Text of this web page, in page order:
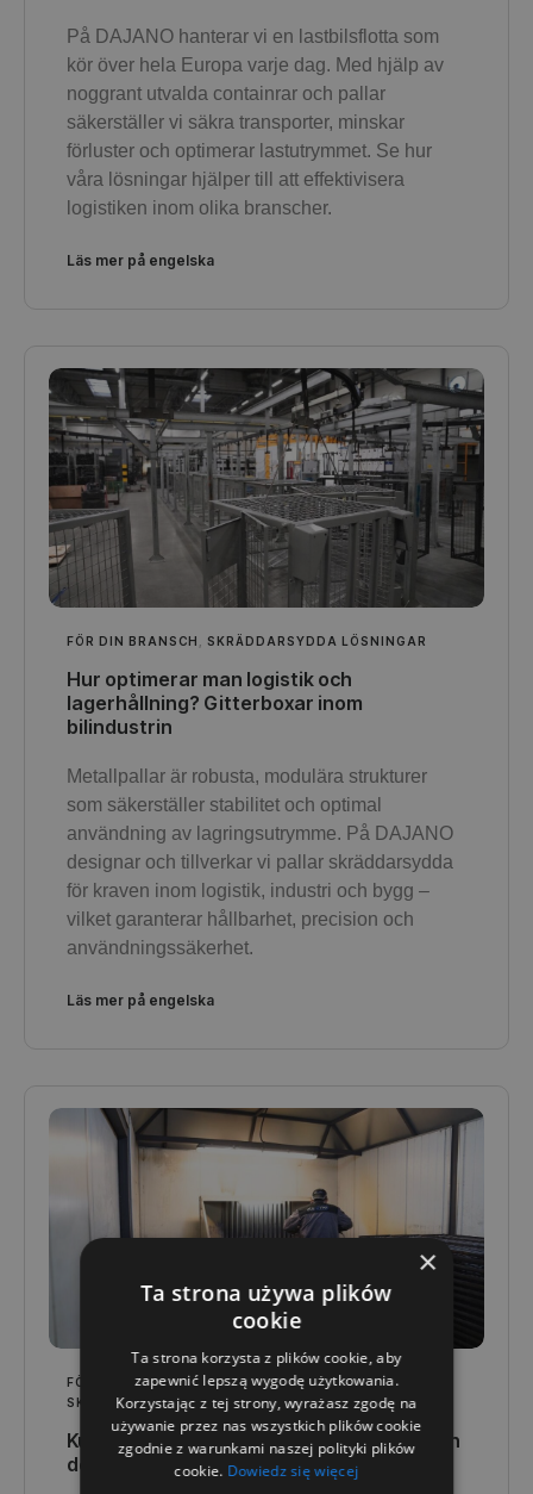
På DAJANO hanterar vi en lastbilsflotta som
kör över hela Europa varje dag. Med hjälp av
noggrant utvalda containrar och pallar
säkerställer vi säkra transporter, minskar
förluster och optimerar lastutrymmet. Se hur
våra lösningar hjälper till att effektivisera
logistiken inom olika branscher.
Läs mer på engelska
FÖR DIN BRANSCH SKRÄDDARSYDDA LÖSNINGAR
Hur optimerar man logistik och
lagerhållning? Gitterboxar inom
bilindustrin
Metallpallar är robusta, modulära strukturer
som säkerställer stabilitet och optimal
användning av lagringsutrymme. På DAJANO
designar och tillverkar vi pallar skräddarsydda
för kraven inom logistik, industri och bygg –
vilket garanterar hållbarhet, precision och
användningssäkerhet.
Läs mer på engelska
FÖR DIN BRANSCH KVALITET OCH TEKNIK,
SKRÄDDARSYDDA LÖSNINGAR
Kundanpassad containerproduktion - från
design till färdigställande
×
Ta strona używa plików
cookie
Ta strona korzysta z plików cookie, aby
zapewnić lepszą wygodę użytkowania.
Korzystając z tej strony, wyrażasz zgodę na
używanie przez nas wszystkich plików cookie
zgodnie z warunkami naszej polityki plików
cookie. Dowiedz się więcej